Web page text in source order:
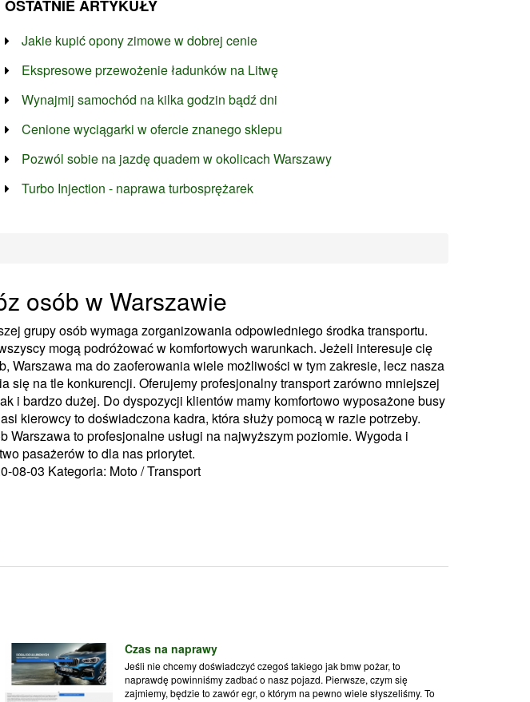
OSTATNIE ARTYKUŁY
Jakie kupić opony zimowe w dobrej cenie
Ekspresowe przewożenie ładunków na Litwę
Wynajmij samochód na kilka godzin bądź dni
Cenione wyciągarki w ofercie znanego sklepu
Pozwól sobie na jazdę quadem w okolicach Warszawy
Turbo Injection - naprawa turbosprężarek
osób w Warszawie
grupy osób wymaga zorganizowania odpowiedniego środka transportu.
mogą podróżować w komfortowych warunkach. Jeżeli interesuje cię
Warszawa ma do zaoferowania wiele możliwości w tym zakresie, lecz nasza
się na tle konkurencji. Oferujemy profesjonalny transport zarówno mniejszej
i bardzo dużej. Do dyspozycji klientów mamy komfortowo wyposażone busy
kierowcy to doświadczona kadra, która służy pomocą w razie potrzeby.
Warszawa to profesjonalne usługi na najwyższym poziomie. Wygoda i
pasażerów to dla nas priorytet.
08-03 Kategoria: Moto / Transport
Czas na naprawy
Jeśli nie chcemy doświadczyć czegoś takiego jak bmw pożar, to
naprawdę powinniśmy zadbać o nasz pojazd. Pierwsze, czym się
zajmiemy, będzie to zawór egr, o którym na pewno wiele słyszeliśmy. To